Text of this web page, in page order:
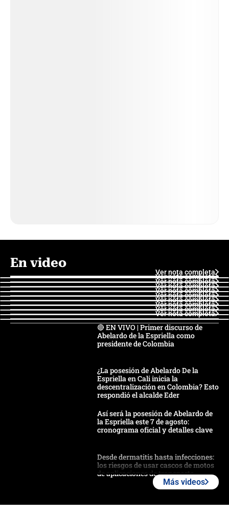
En video
Ver nota completa
Ver nota completa
Ver nota completa
Ver nota completa
Ver nota completa
Ver nota completa
Ver nota completa
Ver nota completa
Ver nota completa
Ver nota completa
🔴 EN VIVO | Primer discurso de
Abelardo de la Espriella como
presidente de Colombia
¿La posesión de Abelardo De la
Espriella en Cali inicia la
descentralización en Colombia? Esto
respondió el alcalde Eder
Así será la posesión de Abelardo de
la Espriella este 7 de agosto:
cronograma oficial y detalles clave
Desde dermatitis hasta infecciones:
los riesgos de usar cascos de motos
de aplicaciones de transporte
celular? Requisitos, pasos y
Más videos